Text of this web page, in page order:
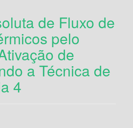
de Fluxo de
pelo
de
a Técnica de
4